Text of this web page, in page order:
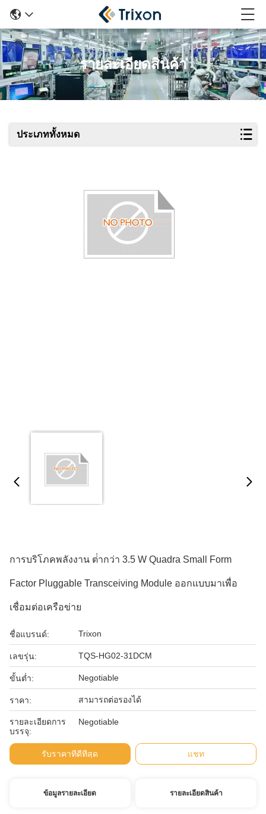
รายละเอียดสินค้า
ประเภททั้งหมด
การบริโภคพลังงาน ต่ํากว่า 3.5 W Quadra Small Form
Factor Pluggable Transceiving Module ออกแบบมาเพื่อ
เชื่อมต่อเครือข่าย
ชื่อแบรนด์: Trixon
เลขรุ่น: TQS-HG02-31DCM
ขั้นต่ำ: Negotiable
ราคา: สามารถต่อรองได้
รายละเอียดการ
บรรจุ:
Negotiable
รับราคาที่ดีที่สุด แชท
ข้อมูลรายละเอียด รายละเอียดสินค้า